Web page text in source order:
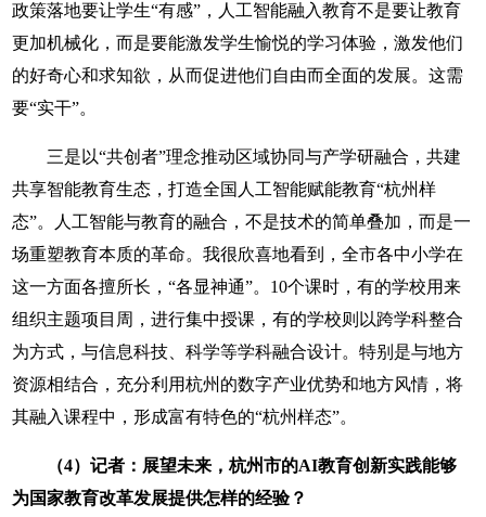
政策落地要让学生“有感”，人工智能融入教育不是要让教育
更加机械化，而是要能激发学生愉悦的学习体验，激发他们
的好奇心和求知欲，从而促进他们自由而全面的发展。这需
要“实干”。
三是以“共创者”理念推动区域协同与产学研融合，共建
共享智能教育生态，打造全国人工智能赋能教育“杭州样
态”。人工智能与教育的融合，不是技术的简单叠加，而是一
场重塑教育本质的革命。我很欣喜地看到，全市各中小学在
这一方面各擅所长，“各显神通”。10个课时，有的学校用来
组织主题项目周，进行集中授课，有的学校则以跨学科整合
为方式，与信息科技、科学等学科融合设计。特别是与地方
资源相结合，充分利用杭州的数字产业优势和地方风情，将
其融入课程中，形成富有特色的“杭州样态”。
（4）记者：展望未来，杭州市的AI教育创新实践能够
为国家教育改革发展提供怎样的经验？